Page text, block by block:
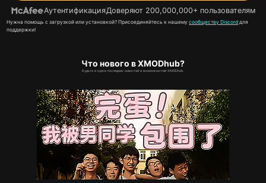
Аутентификация Доверяют 200,000,000+ пользователям
Нужна помощь с загрузкой или установкой? Присоединяйтесь к нашемусообществу Discord для
поддержки!
Что нового в XMODhub?
Будьте в курсе последних новостей и возможностей XMODhub.